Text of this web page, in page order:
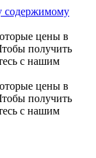
содержимому
цены в
получить
с нашим
цены в
получить
с нашим